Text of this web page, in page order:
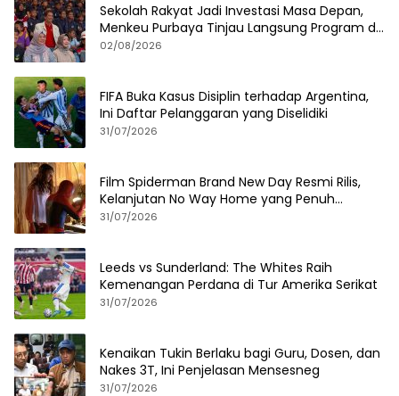
Sekolah Rakyat Jadi Investasi Masa Depan,
Menkeu Purbaya Tinjau Langsung Program di
Surabaya
02/08/2026
FIFA Buka Kasus Disiplin terhadap Argentina,
Ini Daftar Pelanggaran yang Diselidiki
31/07/2026
Film Spiderman Brand New Day Resmi Rilis,
Kelanjutan No Way Home yang Penuh
Kejutan
31/07/2026
Leeds vs Sunderland: The Whites Raih
Kemenangan Perdana di Tur Amerika Serikat
31/07/2026
Kenaikan Tukin Berlaku bagi Guru, Dosen, dan
Nakes 3T, Ini Penjelasan Mensesneg
31/07/2026